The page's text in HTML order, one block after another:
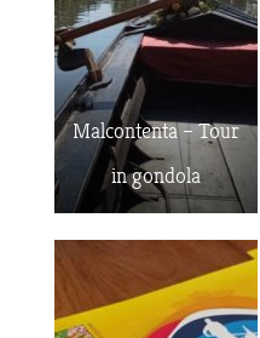
Malcontenta – Tour
in gondola